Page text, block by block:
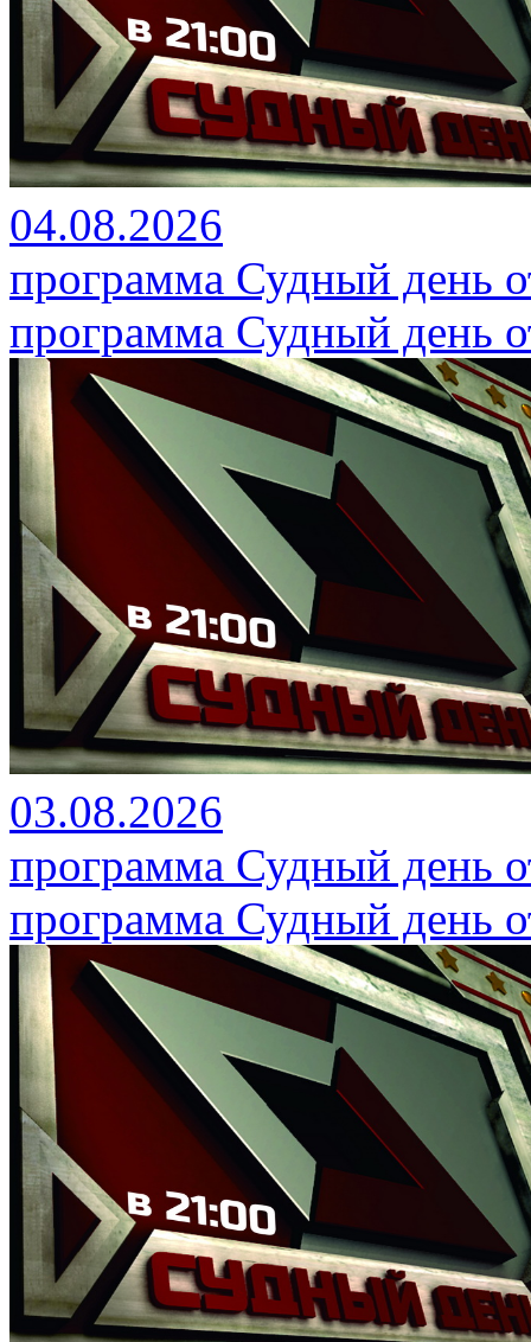
04.08.2026
программа Судный день
программа Судный день
03.08.2026
программа Судный день
программа Судный день